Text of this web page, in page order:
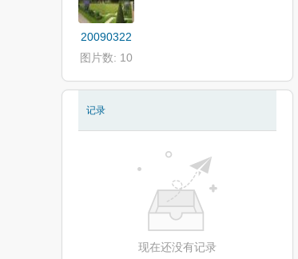
20090322
图片数: 10
记录
现在还没有记录